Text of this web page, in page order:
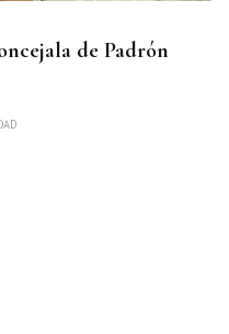
de Padrón